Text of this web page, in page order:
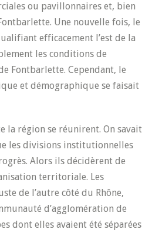
ou pavillonnaires et, bien
Une nouvelle fois, le
efficacement l’est de la
les conditions de
Fontbarlette. Cependant, le
et démographique se faisait
la région se réunirent. On savait
les divisions institutionnelles
Alors ils décidèrent de
territoriale. Les
de l’autre côté du Rhône,
d’agglomération de
dont elles avaient été séparées